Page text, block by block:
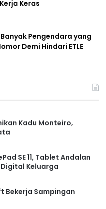
Keras
Pengendara yang
Demi Hindari ETLE
Kadu Monteiro,
SE 11, Tablet Andalan
Keluarga
Bekerja Sampingan